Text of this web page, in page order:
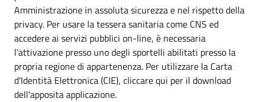
Amministrazione in assoluta sicurezza e nel rispetto della
privacy. Per usare la tessera sanitaria come CNS ed
accedere ai servizi pubblici on-line, è necessaria
l'attivazione presso uno degli sportelli abilitati presso la
propria regione di appartenenza. Per utilizzare la Carta
d'Identità Elettronica (CIE), cliccare qui per il download
dell'apposita applicazione.